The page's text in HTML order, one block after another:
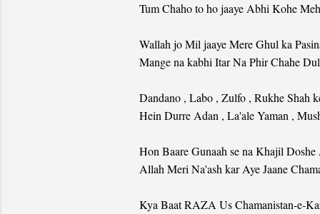
Tum Chaho to ho jaaye Abhi Kohe
Wallah jo Mil jaaye Mere Ghul ka
Mange na kabhi Itar Na Phir Chahe
Dandano , Labo , Zulfo , Rukhe Shah
Hein Durre Adan , La'ale Yaman ,
Hon Baare Gunaah se na Khajil Doshe
Allah Meri Na'ash kar Aye Jaane
Kya Baat RAZA Us Chamanistan-e-